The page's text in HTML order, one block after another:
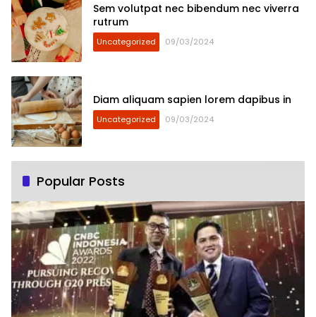
Sem volutpat nec bibendum nec viverra
rutrum
Uncategorized 09/03/2024
Diam aliquam sapien lorem dapibus in
Uncategorized 09/03/2024
Popular Posts